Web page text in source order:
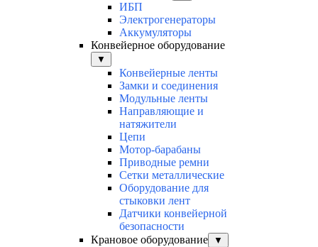
ИБП
Электрогенераторы
Аккумуляторы
Конвейерное оборудование
▼
Конвейерные ленты
Замки и соединения
Модульные ленты
Направляющие и
натяжители
Цепи
Мотор-барабаны
Приводные ремни
Сетки металлические
Оборудование для
стыковки лент
Датчики конвейерной
безопасности
Крановое оборудование
▼